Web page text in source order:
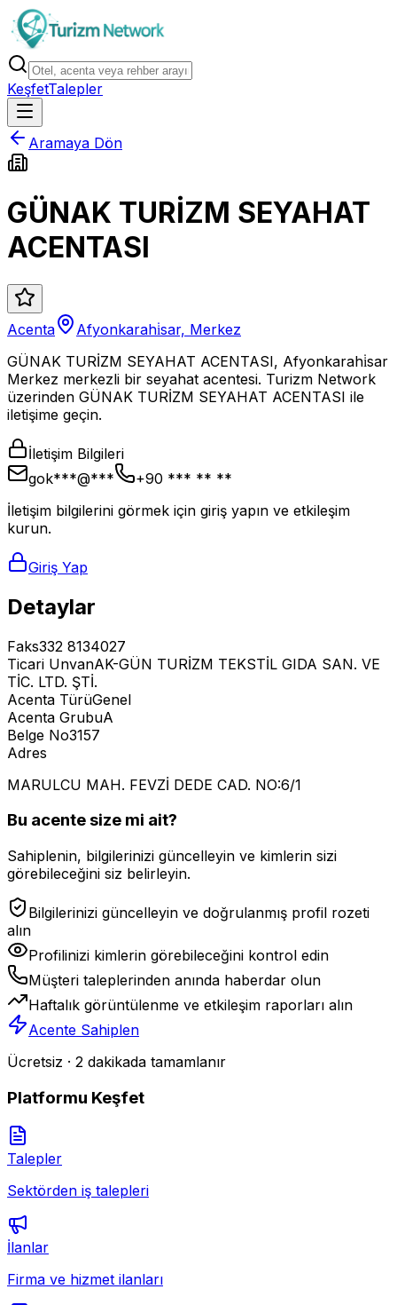
KeşfetTalepler
Aramaya Dön
GÜNAK TURİZM SEYAHAT
ACENTASI
Acenta
Afyonkarahi̇sar, Merkez
GÜNAK TURİZM SEYAHAT ACENTASI, Afyonkarahi̇sar
Merkez merkezli bir seyahat acentesi. Turizm Network
üzerinden GÜNAK TURİZM SEYAHAT ACENTASI ile
iletişime geçin.
İletişim Bilgileri
gok***@***
+90 *** ** **
İletişim bilgilerini görmek için giriş yapın ve etkileşim
kurun.
Giriş Yap
Detaylar
Faks332 8134027
Ticari UnvanAK-GÜN TURİZM TEKSTİL GIDA SAN. VE
TİC. LTD. ŞTİ.
Acenta TürüGenel
Acenta GrubuA
Belge No3157
Adres
MARULCU MAH. FEVZİ DEDE CAD. NO:6/1
Bu acente size mi ait?
Sahiplenin, bilgilerinizi güncelleyin ve kimlerin sizi
görebileceğini siz belirleyin.
Bilgilerinizi güncelleyin ve doğrulanmış profil rozeti
alın
Profilinizi kimlerin görebileceğini kontrol edin
Müşteri taleplerinden anında haberdar olun
Haftalık görüntülenme ve etkileşim raporları alın
Acente Sahiplen
Ücretsiz · 2 dakikada tamamlanır
Platformu Keşfet
Talepler
Sektörden iş talepleri
İlanlar
Firma ve hizmet ilanları